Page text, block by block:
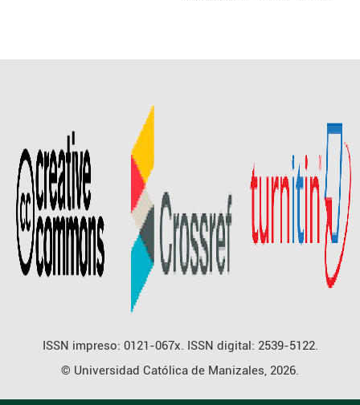
ISSN impreso: 0121-067x. ISSN digital: 2539-5122.
© Universidad Católica de Manizales, 2026.